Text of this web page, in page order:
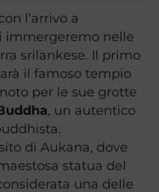
l’arrivo a
immergeremo nelle
srilankese. Il primo
il famoso tempio
per le sue grotte
, un autentico
di Aukana, dove
statua del
una delle